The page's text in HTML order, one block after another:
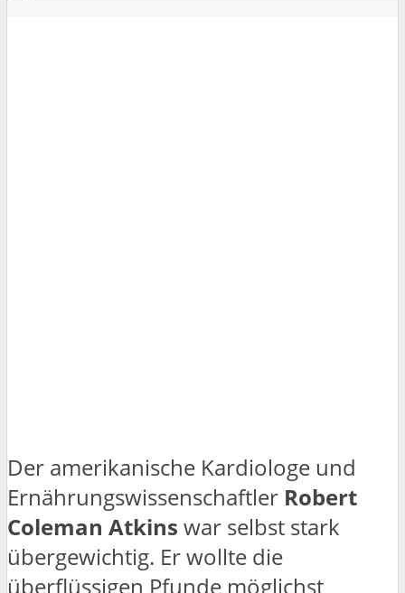
Der amerikanische Kardiologe und
Ernährungswissenschaftler Robert
Coleman Atkins war selbst stark
übergewichtig. Er wollte die
überflüssigen Pfunde möglichst